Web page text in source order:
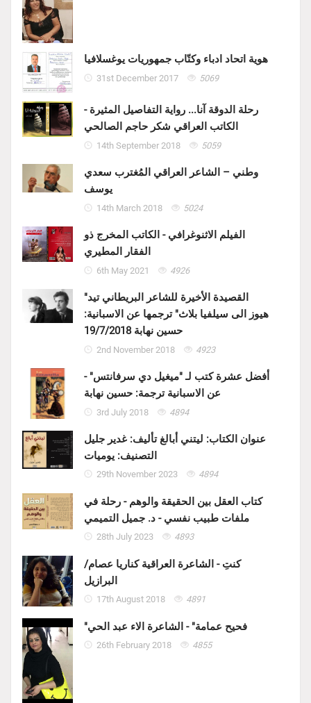
هوية اتحاد ادباء وكتّاب جمهوريات يوغسلافيا
31st December 2017 5069
رحلة الدوقة آنا... رواية التفاصيل المثيرة -
الكاتب العراقي شكر حاجم الصالحي
14th September 2018 5059
وطني – الشاعر العراقي المُغترب سعدي
يوسف
14th March 2018 5024
الفيلم الاثنوغرافي - الكاتب المخرج ذو
الفقار المطيري
6th May 2021 4926
"القصيدة الأخيرة للشاعر البريطاني تيد
هيوز الى سيلفيا بلاث" ترجمها عن الاسبانية:
حسين نهابة 19/7/2018
2nd November 2018 4923
أفضل عشرة كتب لـ "ميغيل دي سرفانتس" -
عن الاسبانية ترجمة: حسين نهابة
3rd July 2018 4894
عنوان الكتاب: ليتني أبالغ تأليف: غدير جليل
التصنيف: يوميات
29th November 2023 4894
كتاب العقل بين الحقيقة والوهم - رحلة في
ملفات طبيب نفسي - د. جميل التميمي
28th July 2023 4893
كنتِ - الشاعرة العراقية كناريا عصام/
البرازيل
17th August 2018 4891
"فحيح عمامة" - الشاعرة الاء عبد الحي
26th February 2018 4855